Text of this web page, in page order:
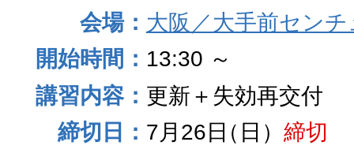
大阪／大手前セン
13:30 ～
更新＋失効再交付
7月26日（日） 締切